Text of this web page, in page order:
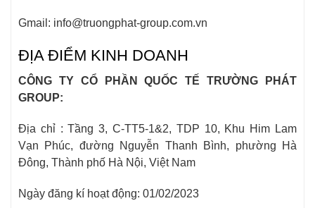
Gmail: info@truongphat-group.com.vn
ĐỊA ĐIỂM KINH DOANH
CÔNG TY CỔ PHẦN QUỐC TẾ TRƯỜNG PHÁT
GROUP:
Địa chỉ : Tầng 3, C-TT5-1&2, TDP 10, Khu Him Lam
Vạn Phúc, đường Nguyễn Thanh Bình, phường Hà
Đông, Thành phố Hà Nội, Việt Nam
Ngày đăng kí hoạt động: 01/02/2023